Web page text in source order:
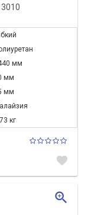
мм
мм
мм
кг
favorite
zoom_in